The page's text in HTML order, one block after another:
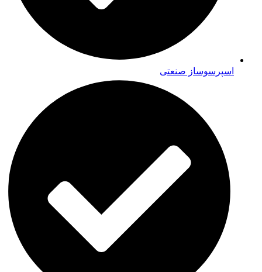
اسپرسوساز صنعتی